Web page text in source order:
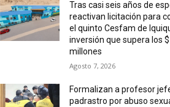
Tras casi seis años de
reactivan licitación para
el quinto Cesfam de
inversión que supera los
millones
Agosto 7, 2026
Formalizan a profesor
padrastro por abuso